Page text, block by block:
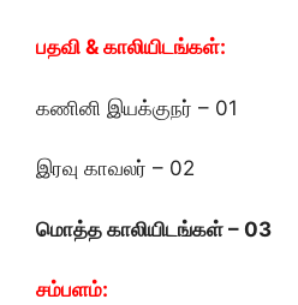
பதவி & காலியிடங்கள்:
கணினி இயக்குநர் – 01
இரவு காவலர் – 02
மொத்த காலியிடங்கள் – 03
சம்பளம்: